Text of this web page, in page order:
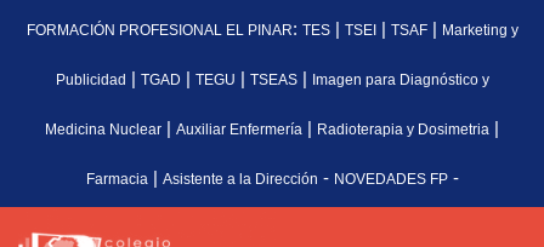
FORMACIÓN PROFESIONAL EL PINAR: TES| TSEI| TSAF| Marketing y
Publicidad | TGAD | TEGU | TSEAS| Imagen para Diagnóstico y
Medicina Nuclear | Auxiliar Enfermería | Radioterapia y Dosimetria |
Farmacia | Asistente a la Dirección - NOVEDADES FP-